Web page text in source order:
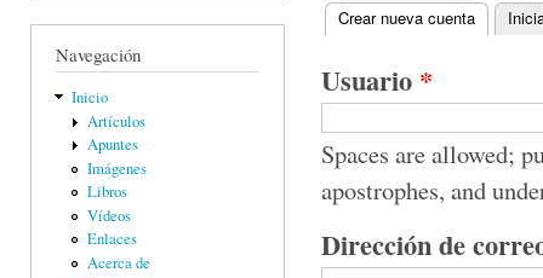
Navegación
Inicio
Artículos
Apuntes
Imágenes
Libros
Vídeos
Enlaces
Acerca de
Primary tabs
Crear nueva cuenta (active
Usuario *
Spaces are allowed;
apostrophes, and
Dirección de